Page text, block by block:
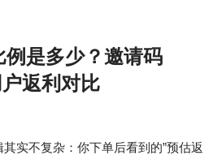
是多少？邀请码
返利对比
实不复杂：你下单后看到的”预估返